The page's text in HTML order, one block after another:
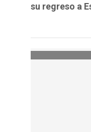
su regreso a